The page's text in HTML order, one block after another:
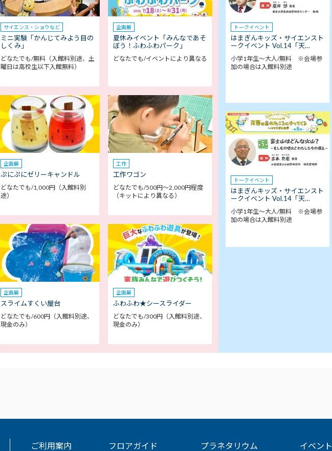
サイエンス・ショウなど
ミニ実験「かんじてみよう目の
しくみ」
どなたでも/無料（入館料別途、土
曜日は高校生以下入館無料）
企画展
夏休みイベント「みんなであそ
ぼう！ふわふわパーク」
どなたでも/イベントにより異なる
企画展
ぷにぷにゼリーキャンドル
どなたでも/1,000円（入館料別
途）
工作
工作ワゴン
どなたでも/500円～2,000円程度
（キットにより異なる）
企画展
スライムすくい屋台
どなたでも/600円（入館料別途、
現金のみ）
企画展
ふわふわ★シースライダー
どなたでも/300円（入館料別途、
現金のみ）
トークイベント
はまぎんキッズ・サイエンスト
ークイベント Vol.14「天…
小学1年生～大人/無料 ※会場参
加の場合は入館料別途
トークイベント
はまぎんキッズ・サイエンスト
ークイベント Vol.14「天…
小学1年生～大人/無料 ※会場参
加の場合は入館料別途
ご利用案内 フロアガイド プラネタリウム イベント